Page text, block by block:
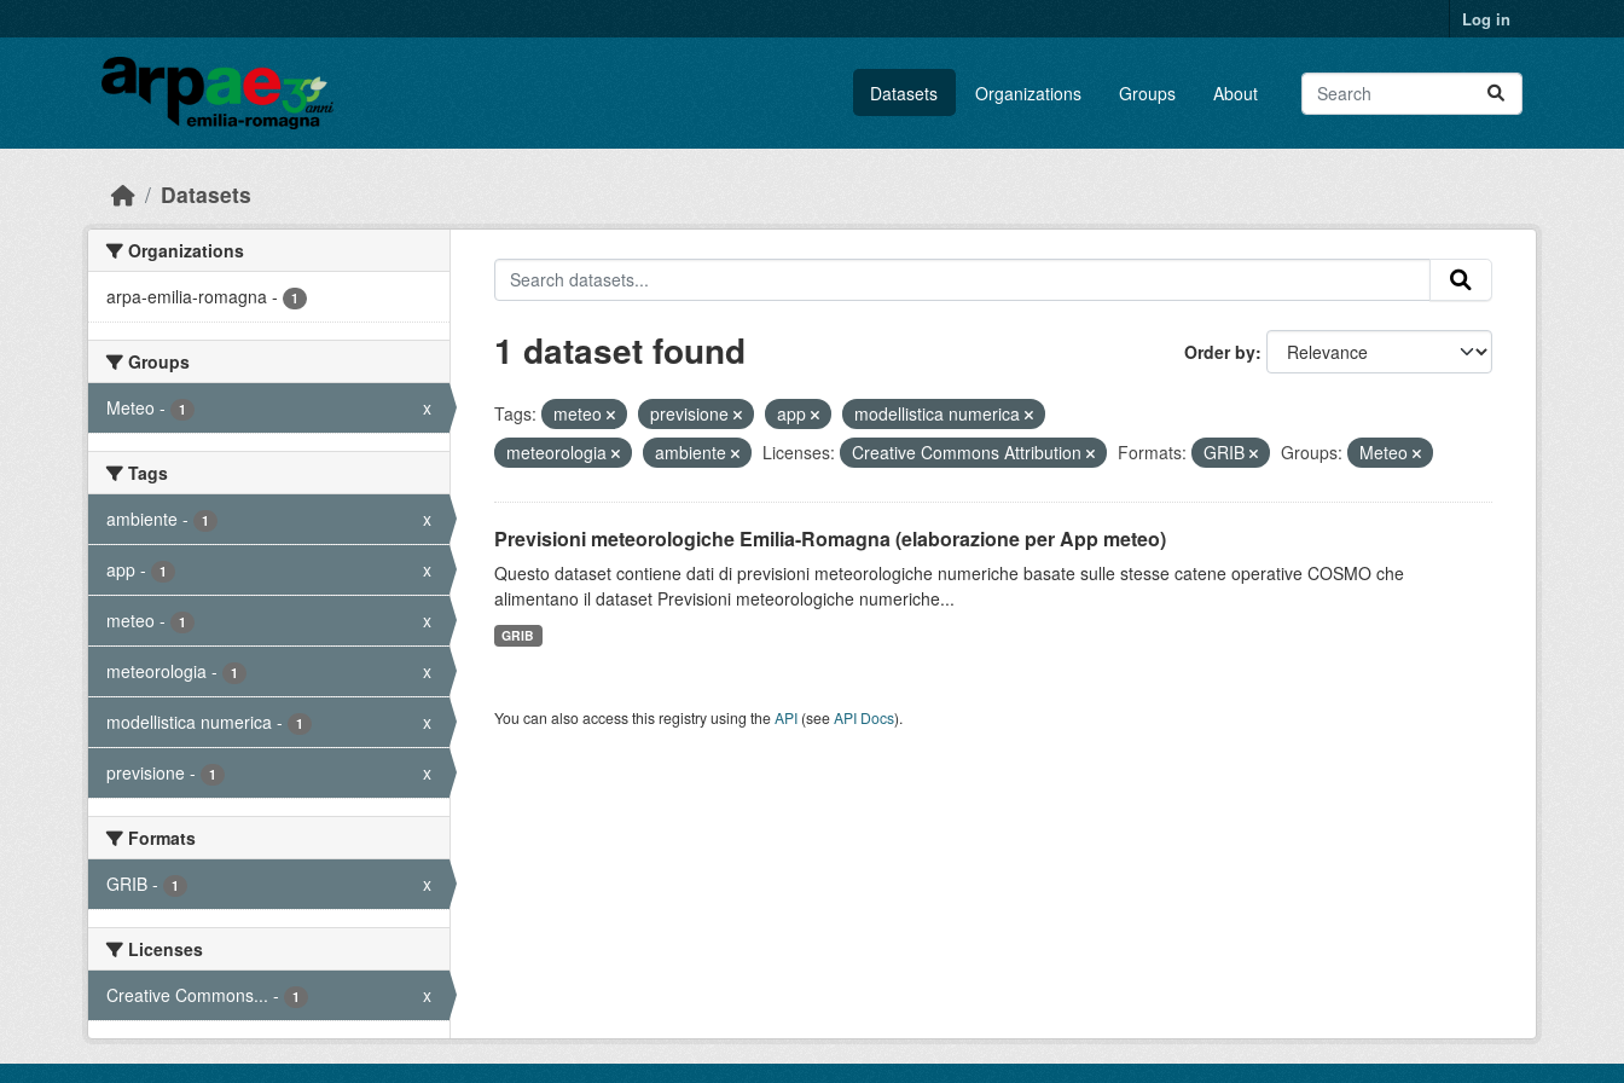
Log in
Datasets Organizations Groups About
Datasets
Organizations
arpa-emilia-romagna - 1
Groups
Meteo - 1 x
Tags
ambiente - 1 x
app - 1 x
meteo - 1 x
meteorologia - 1 x
modellistica numerica - 1 x
previsione - 1 x
Formats
GRIB - 1 x
Licenses
Creative Commons... - 1 x
Order by
1 dataset found
Tags: meteo previsione app
modellistica numerica
meteorologia
ambiente Licenses: Creative Commons Attribution Formats: GRIB Groups: Meteo
Previsioni meteorologiche Emilia-Romagna (elaborazione per App meteo)
Questo dataset contiene dati di previsioni meteorologiche numeriche basate sulle stesse catene operative COSMO che
alimentano il dataset Previsioni meteorologiche numeriche...
GRIB
You can also access this registry using theAPI(seeAPI Docs).